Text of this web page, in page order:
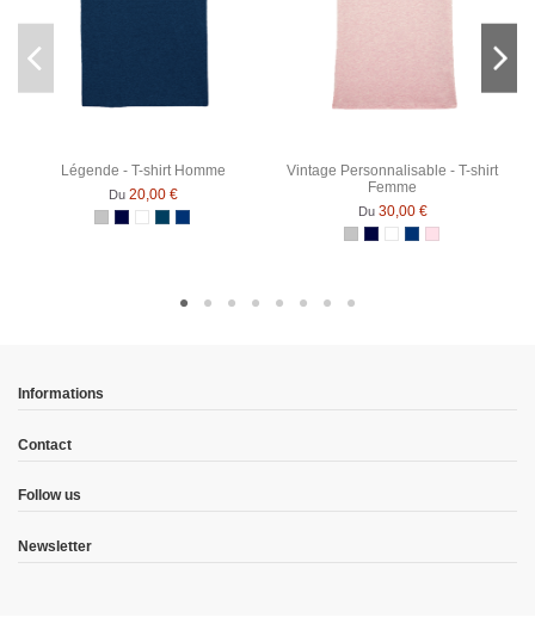
Légende - T-shirt Homme
Du 20,00 €
Gris Chiné
Bleu Marine
BlancDenimBleu Marine Chiné
Vintage Personnalisable - T-shirt
Femme
Du 30,00 €
Gris Chiné
Bleu Marine
BlancBleu Marine Chiné
Rose Chiné
Informations
Contact
Follow us
Newsletter